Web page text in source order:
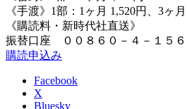
《手渡》1部：1ヶ月 1,520円、3ヶ月
《購読料・新時代社直送》
振替口座 ００８６０－４－１５
購読申込み
Facebook
X
Bluesky